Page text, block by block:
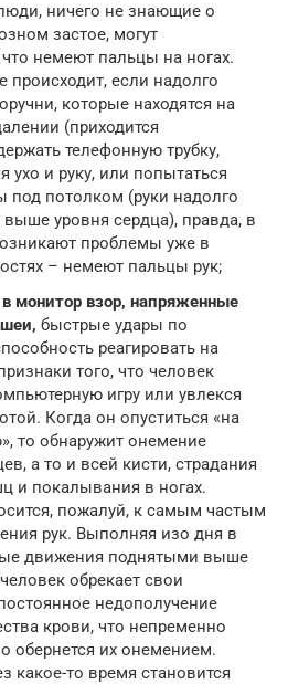
ничего не знающие о
застое, могут
что немеют пальцы на ногах.
происходит, если надолго
которые находятся на
(приходится
телефонную трубку,
ухо и руку, или попытаться
под потолком (руки надолго
уровня сердца), правда, в
проблемы уже в
– немеют пальцы рук;
монитор взор, напряженные
быстрые удары по
реагировать на
того, что человек
игру или увлекся
Когда он опуститься «на
то обнаружит онемение
а то и всей кисти, страдания
и покалывания в ногах.
пожалуй, к самым частым
рук. Выполняя изо дня в
движения поднятыми выше
обрекает свои
недополучение
крови, что непременно
обернется их онемением.
какое-то время становится